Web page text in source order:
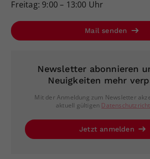
Freitag: 9:00 – 13:00 Uhr
Mail senden
Newsletter abonnieren
Neuigkeiten mehr
Mit der Anmeldung zum Newsletter
aktuell gültigen
Jetzt anmelden